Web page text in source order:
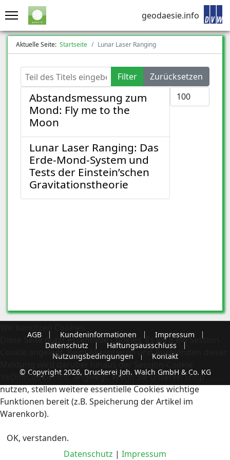
geodaesie.info
Aktuelle Seite: Startseite Lunar Laser Ranging
Teil des Titels eingeben Filter
Zurücksetzen
Anzeige #
Abstandsmessung zum
Mond: Fly me to the
Moon
Lunar Laser Ranging: Das
Erde-Mond-System und
Tests der Einstein’schen
Gravitationstheorie
AGB Kundeninformationen
Impressum
Datenschutz
Haftungsausschluss
Nutzungsbedingungen
Kontakt
© Copyright 2026, Druckerei Joh. Walch GmbH & Co. KG
Diese Seite nutzt essentielle Cookies. Es wird ein Session-
Cookie angelegt. Beim Akzeptieren und Ausblenden dieser
Meldung wird darüber hinaus der Session-Cookie
'reDimCookieHint' angelegt. Wenn Sie unseren Shop
nutzen, stellen weitere essentielle Cookies wichtige
Funktionen bereit (z.B. Speicherung der Artikel im
Warenkorb).
OK, verstanden.
Datenschutz | Impressum